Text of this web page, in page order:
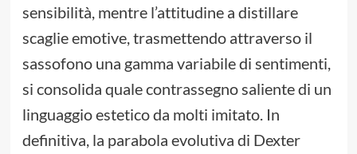
sensibilità, mentre l’attitudine a distillare
scaglie emotive, trasmettendo attraverso il
sassofono una gamma variabile di sentimenti,
si consolida quale contrassegno saliente di un
linguaggio estetico da molti imitato. In
definitiva, la parabola evolutiva di Dexter